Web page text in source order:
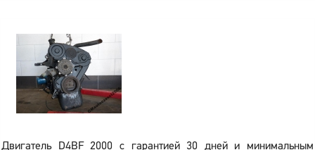
Двигатель D4BF 2000 с гарантией 30 дней и минимальным